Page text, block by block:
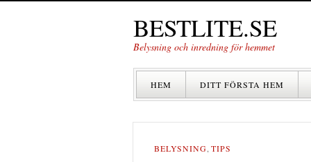
BESTLITE.SE
Belysning och inredning för hemmet
HEM DITT FÖRSTA HEM
BELYSNING, TIPS